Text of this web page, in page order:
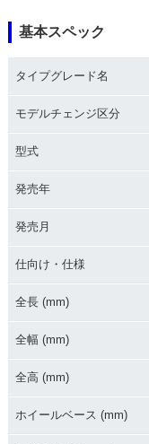
de Glide
2011年 FXDWG Wi
2006年 FXDWGI Wi
基本スペック
タイプグレード名
モデルチェンジ区分
型式
発売年
発売月
仕向け・仕様
全長 (mm)
全幅 (mm)
全高 (mm)
ホイールベース (mm)